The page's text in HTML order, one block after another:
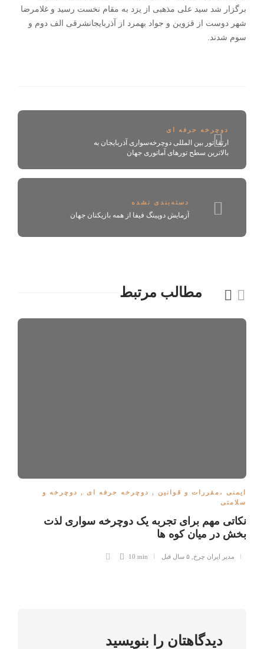
برگزار شد سید علی مذهبی از یزد به مقام نخست رسید و غلامرضا
شهر دوست از قزوین و جواد بهمرد از آذربایجانشرقی الف دوم و
سوم شدند.
دوچرخه حرفه ای
ارتقا تور بین ‍‌‌‍‎‌المللی دوچرخه‌سواری آذربایجان به
بالاترین سطح تورهای آماتوری جهان
دسته‌بندی نشده
آزمایش دوپینگ فیفا از همه بازیکنان جهان
مطالب مرتبط
ایمنی ،مقررات و قوانین , دوچرخه حرفه ای , دوچرخه و
سلامتی
نکاتی مهم برای تجربه یک دوچرخه سواری لذت
بخش در میان کوه ها
مدیر ایران چرخ ۵ سال قبل 10 min
دیدگاهتان را بنویسید